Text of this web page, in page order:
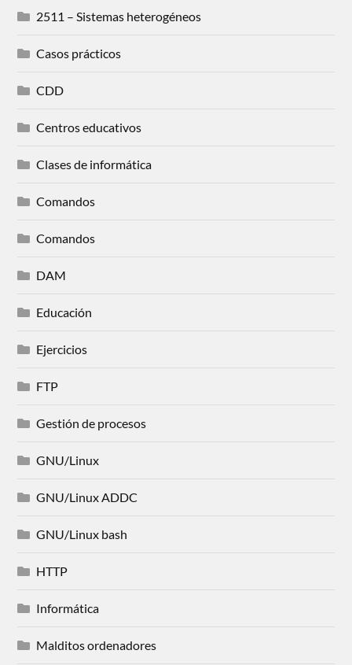
2511 – Sistemas heterogéneos
Casos prácticos
CDD
Centros educativos
Clases de informática
Comandos
Comandos
DAM
Educación
Ejercicios
FTP
Gestión de procesos
GNU/Linux
GNU/Linux ADDC
GNU/Linux bash
HTTP
Informática
Malditos ordenadores